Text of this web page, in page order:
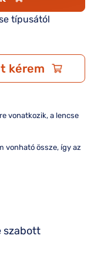
típusától
kérem
vonatkozik, a lencse
vonható össze, így az
szabott